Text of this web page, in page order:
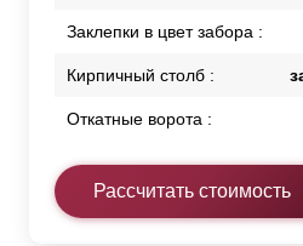
Заклепки в цвет забора :
Кирпичный столб :
Откатные ворота :
Рассчитать стоимость